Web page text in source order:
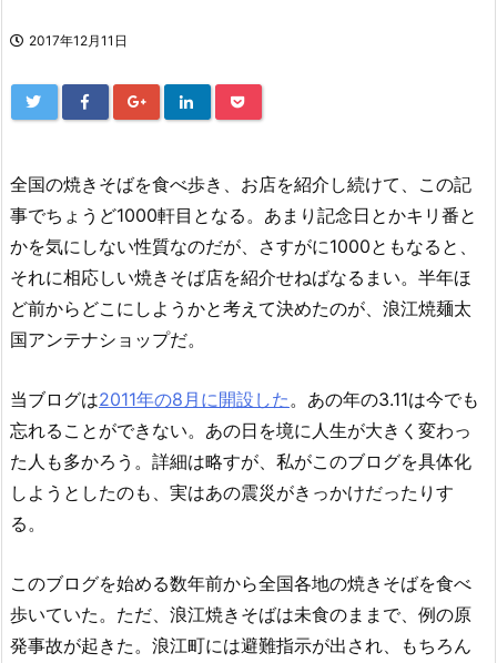
2017年12月11日
全国の焼きそばを食べ歩き、お店を紹介し続けて、この記
事でちょうど1000軒目となる。あまり記念日とかキリ番と
かを気にしない性質なのだが、さすがに1000ともなると、
それに相応しい焼きそば店を紹介せねばなるまい。半年ほ
ど前からどこにしようかと考えて決めたのが、浪江焼麺太
国アンテナショップだ。
当ブログは2011年の8月に開設した 。あの年の3.11は今でも
忘れることができない。あの日を境に人生が大きく変わっ
た人も多かろう。詳細は略すが、私がこのブログを具体化
しようとしたのも、実はあの震災がきっかけだったりす
る。
このブログを始める数年前から全国各地の焼きそばを食べ
歩いていた。ただ、浪江焼きそばは未食のままで、例の原
発事故が起きた。浪江町には避難指示が出され、もちろん